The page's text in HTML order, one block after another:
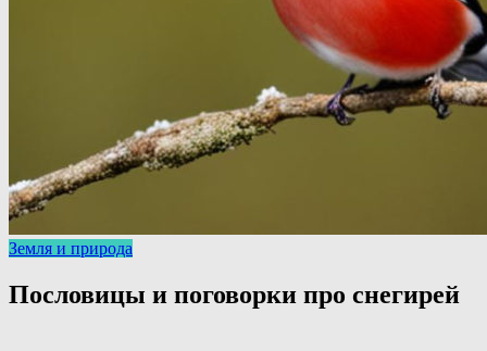
Земля и природа
Пословицы и поговорки про снегирей